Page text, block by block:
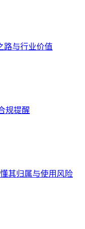
路与行业价值
规提醒
其归属与使用风险